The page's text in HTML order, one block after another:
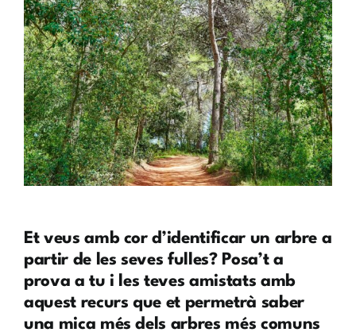
Et veus amb cor d’identificar un arbre a
partir de les seves fulles? Posa’t a
prova a tu i les teves amistats amb
aquest recurs que et permetrà saber
una mica més dels arbres més comuns